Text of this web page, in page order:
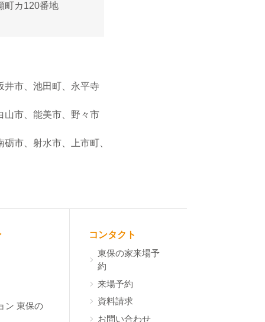
町カ120番地
井市、池田町、永平寺
山市、能美市、野々市
市、射水市、上市町、
ン 東保の
コンタクト
東保の家来場予
約
来場予約
資料請求
お問い合わせ